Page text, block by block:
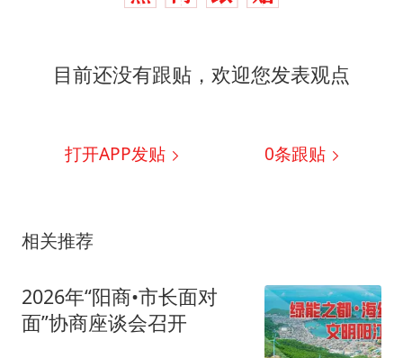
目前还没有跟贴，欢迎您发表观点
打开APP发贴 0条跟贴
相关推荐
2026年“阳商•市长面对
面”协商座谈会召开